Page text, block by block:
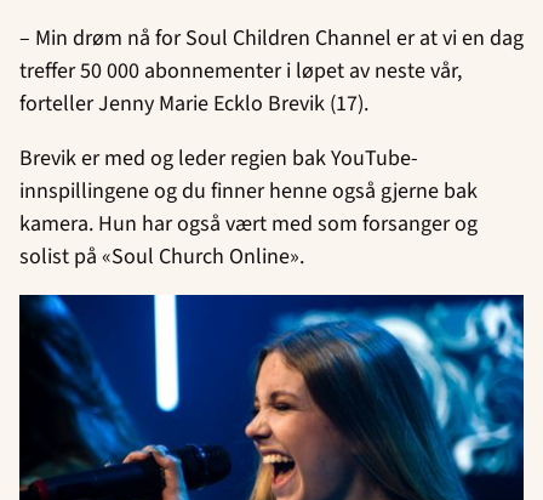
– Min drøm nå for Soul Children Channel er at vi en dag
treffer 50 000 abonnementer i løpet av neste vår,
forteller Jenny Marie Ecklo Brevik (17).
Brevik er med og leder regien bak YouTube-
innspillingene og du finner henne også gjerne bak
kamera. Hun har også vært med som forsanger og
solist på «Soul Church Online».